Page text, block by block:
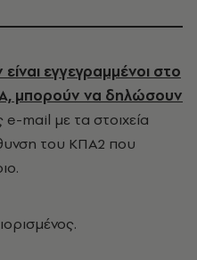
εγγεγραμμένοι στο
μπορούν να δηλώσουν
mail με τα στοιχεία
του ΚΠΑ2 που